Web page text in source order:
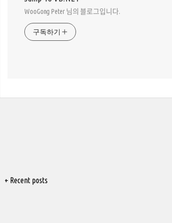
WooGong Peter 님의 블로그입니다.
구독하기
+ Recent posts